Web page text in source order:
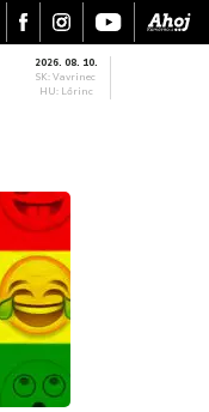
2026. 08. 10.
SK: Vavrinec
HU: Lőrinc